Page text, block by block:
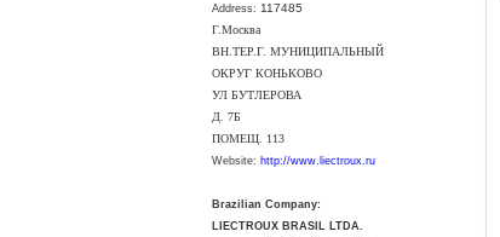
Address: 117485
Г.Москва
ВН.ТЕР.Г. МУНИЦИПАЛЬНЫЙ
ОКРУГ КОНЬКОВО
УЛ БУТЛЕРОВА
Д. 7Б
ПОМЕЩ. 113
Website: http://www.liectroux.ru
Brazilian Company:
LIECTROUX BRASIL LTDA.